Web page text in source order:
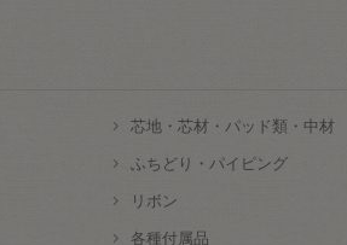
芯地・芯材・パッド類・中材
ふちどり・パイピング
リボン
各種付属品